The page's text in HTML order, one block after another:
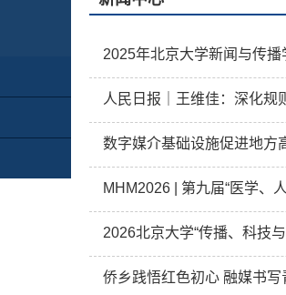
2025年北京大学新闻与传
人民日报｜王维佳：深化规
数字媒介基础设施促进地方
MHM2026 | 第九届“医学、
2026北京大学“传播、科技
侨乡践悟红色初心 融媒书